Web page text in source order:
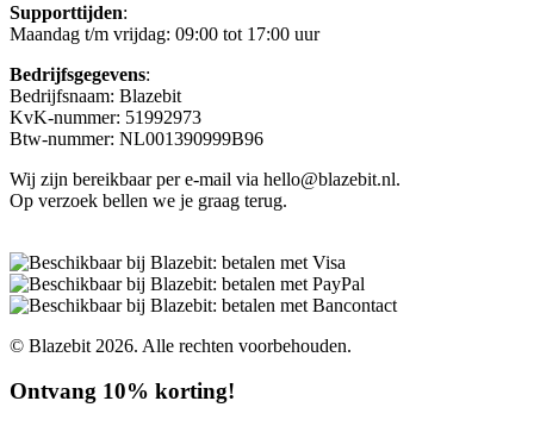
Supporttijden:
Maandag t/m vrijdag: 09:00 tot 17:00 uur
Bedrijfsgegevens:
Bedrijfsnaam: Blazebit
KvK-nummer: 51992973
Btw-nummer: NL001390999B96
Wij zijn bereikbaar per e-mail via hello@blazebit.nl.
Op verzoek bellen we je graag terug.
© Blazebit 2026. Alle rechten voorbehouden.
Ontvang 10% korting!